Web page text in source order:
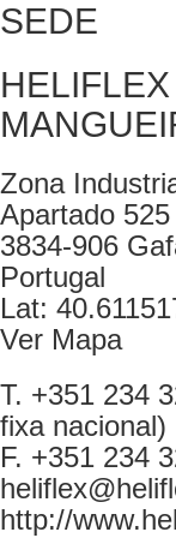
SEDE
Zona
Apartado 525
3834-906
Portugal
Lat:
Ver Mapa
T. +351 234
fixa nacional)
F. +351 234
http://